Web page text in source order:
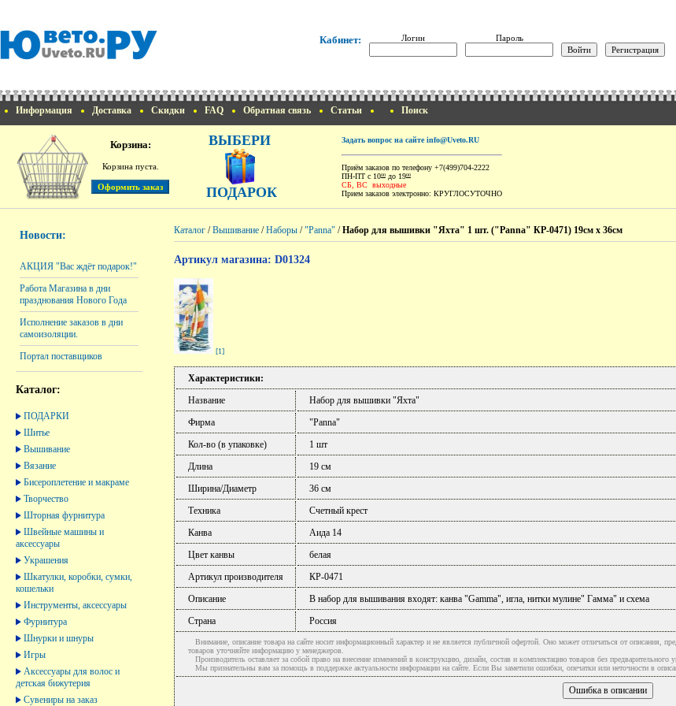
Кабинет: Логин Пароль
Информация Доставка Скидки FAQ Обратная связь Статьи Поиск
Корзина:
Корзина пуста.
ВЫБЕРИ
ПОДАРОК
Задать вопрос на сайте info@Uveto.RU
Приём заказов по телефону +7(499)704-2222
ПН-ПТ с 1000 до 1900
СБ, ВС выходные
Прием заказов электронно: КРУГЛОСУТОЧНО
Новости:
АКЦИЯ "Вас ждёт подарок!"
Работа Магазина в дни
празднования Нового Года
Исполнение заказов в дни
самоизоляции.
Портал поставщиков
Каталог:
ПОДАРКИ
Шитье
Вышивание
Вязание
Бисероплетение и макраме
Творчество
Шторная фурнитура
Швейные машины и
аксессуары
Украшения
Шкатулки, коробки, сумки,
кошельки
Инструменты, аксессуары
Фурнитура
Шнурки и шнуры
Игры
Аксессуары для волос и
детская бижутерия
Сувениры на заказ
Каталог /Вышивание /Наборы /"Panna" /Набор для вышивки "Яхта" 1 шт. ("Panna" КР-0471) 19см х 36см
Артикул магазина: D01324
[1]
Характеристики:
Название
Набор для вышивки "Яхта"
Фирма
"Panna"
Кол-во (в упаковке)
1 шт
Длина
19 см
Ширина/Диаметр
36 см
Техника
Счетный крест
Канва
Аида 14
Цвет канвы
белая
Артикул производителя
КР-0471
Описание
В набор для вышивания входят: канва "Gamma", игла, нитки мулине" Гамма" и схема
Страна
Россия
Внимание, описание товара на сайте носит информационный характер и не является публичной офертой. Оно может отличаться от описания,
товаров уточняйте информацию у менеджеров.
Производитель оставляет за собой право на внесение изменений в конструкцию, дизайн, состав и комплектацию товаров без предварительного
Мы признательны вам за помощь в поддержке актуальности информации на сайте. Если Вы заметили ошибки, опечатки или неточности в